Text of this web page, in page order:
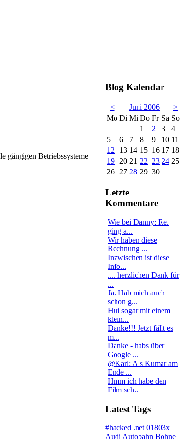
gängigen Betriebssysteme
Blog Kalendar
< Juni 2006
>
Mo Di Mi Do Fr Sa So
1
2 3
4
5
6 7 8 9 10 11
12
13 14 15 16 17 18
19 20 21 22 23 24 25
26 27 28 29 30
Letzte
Kommentare
Wie bei Danny: Re.
ging a...
Wir haben diese
Rechnung ...
Inzwischen ist diese
Info...
.... herzlichen Dank für
...
Ja. Hab mich auch
schon g...
Hui sogar mit einem
klein...
Danke!!! Jetzt fällt es
m...
Danke - habs über
Google ...
@Karl: Als Kumar am
Ende ...
Hmm ich habe den
Film sch...
Latest Tags
#hacked .net 01803x
Audi Autobahn Bohne